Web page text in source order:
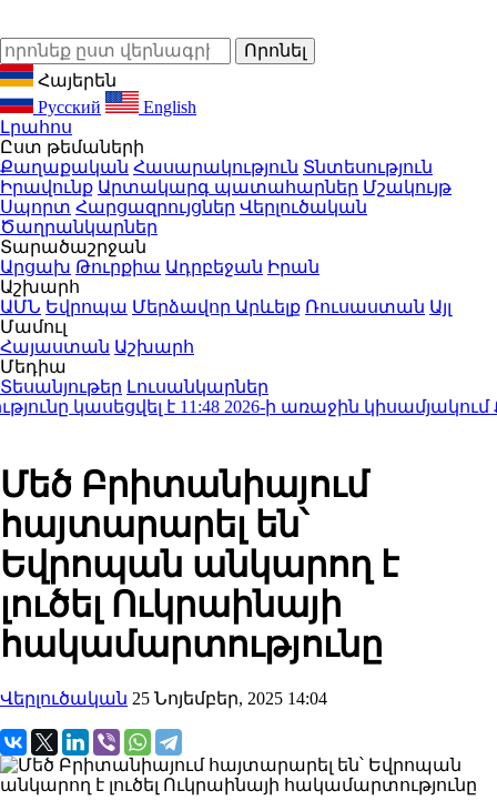
Հայերեն
Русский
English
Լրահոս
Ըստ թեմաների
Քաղաքական Հասարակություն Տնտեսություն
Իրավունք Արտակարգ պատահարներ Մշակույթ
Սպորտ Հարցազրույցներ Վերլուծական
Ծաղրանկարներ
Տարածաշրջան
Արցախ Թուրքիա Ադրբեջան Իրան
Աշխարհ
ԱՄՆ Եվրոպա Մերձավոր Արևելք Ռուսաստան Այլ
Մամուլ
Հայաստան Աշխարհ
Մեդիա
Տեսանյութեր Լուսանկարներ
կասեցվել է11:482026-ի առաջին կիսամյակում ՔԿ-
Մեծ Բրիտանիայում
հայտարարել են՝
Եվրոպան անկարող է
լուծել Ուկրաինայի
հակամարտությունը
Վերլուծական 25 Նոյեմբեր, 2025 14:04